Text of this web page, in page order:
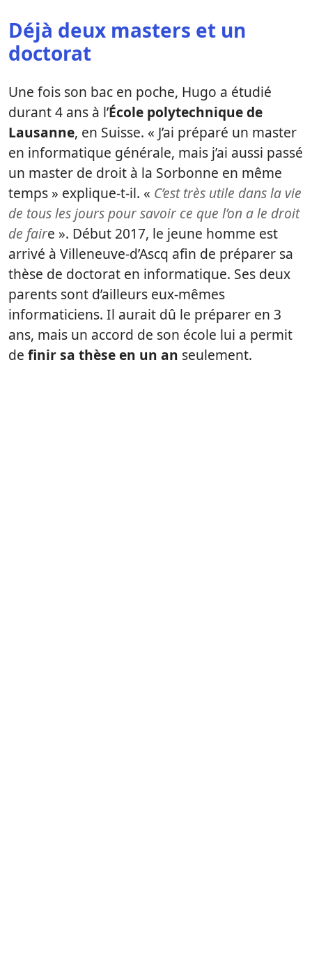
Déjà deux masters et un
doctorat
Une fois son bac en poche, Hugo a étudié
durant 4 ans à l’École polytechnique de
Lausanne, en Suisse. « J’ai préparé un master
en informatique générale, mais j’ai aussi passé
un master de droit à la Sorbonne en même
temps » explique-t-il. « C’est très utile dans la vie
de tous les jours pour savoir ce que l’on a le droit
de faire ». Début 2017, le jeune homme est
arrivé à Villeneuve-d’Ascq afin de préparer sa
thèse de doctorat en informatique. Ses deux
parents sont d’ailleurs eux-mêmes
informaticiens. Il aurait dû le préparer en 3
ans, mais un accord de son école lui a permit
de finir sa thèse en un an seulement.